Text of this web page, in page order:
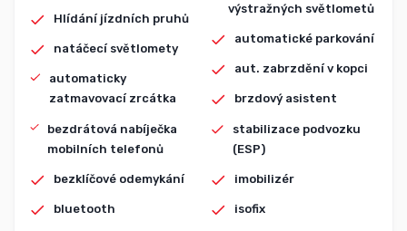
Hlídání jízdních pruhů
natáčecí světlomety
automaticky
zatmavovací zrcátka
bezdrátová nabíječka
mobilních telefonů
bezklíčové odemykání
bluetooth
výstražných světlometů
automatické parkování
aut. zabrzdění v kopci
brzdový asistent
stabilizace podvozku
(ESP)
imobilizér
isofix